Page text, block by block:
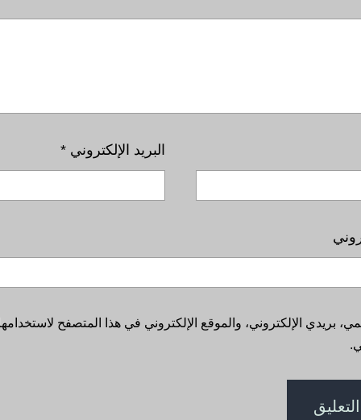
البريد الإلكتروني *
بريدي الإلكتروني، والموقع الإلكتروني في هذا المتصفح لاستخدامها